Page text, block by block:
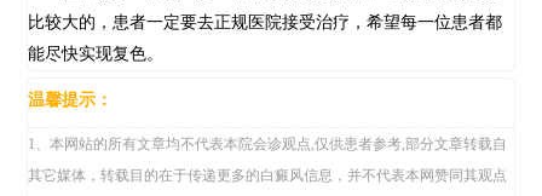
比较大的，患者一定要去正规医院接受治疗，希望每一位患者都
能尽快实现复色。
温馨提示：
1、本网站的所有文章均不代表本院会诊观点,仅供患者参考,部分文章转载自
其它媒体，转载目的在于传递更多的白癜风信息，并不代表本网赞同其观点